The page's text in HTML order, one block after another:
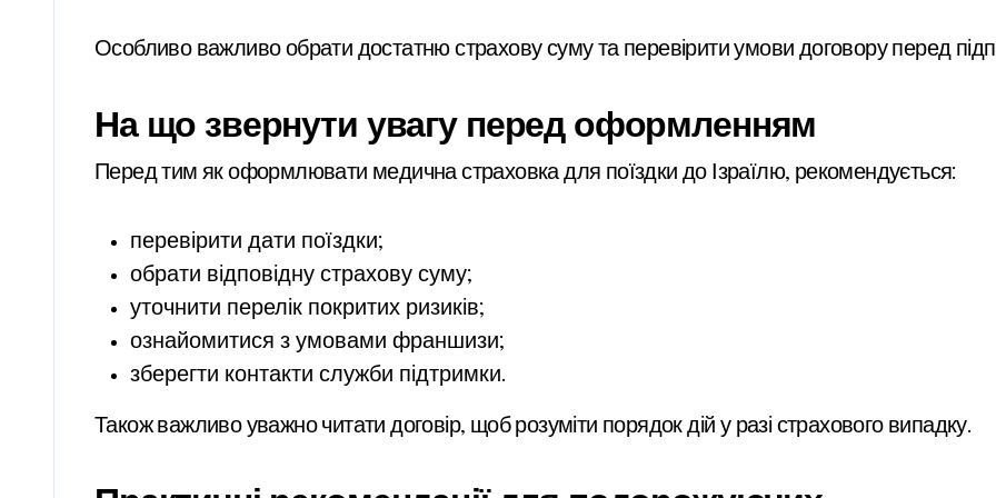
Особливо важливо обрати достатню страхову суму та перевірити умови договору перед
На що звернути увагу перед оформленням
Перед тим як оформлювати медична страховка для поїздки до Ізраїлю, рекомендується:
перевірити дати поїздки;
обрати відповідну страхову суму;
уточнити перелік покритих ризиків;
ознайомитися з умовами франшизи;
зберегти контакти служби підтримки.
Також важливо уважно читати договір, щоб розуміти порядок дій у разі страхового випадку.